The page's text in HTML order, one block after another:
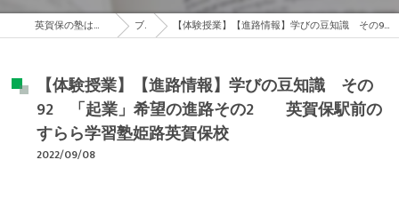
英賀保の塾はすらら学習塾 姫路英賀保校 ブログ 【体験授業】【進路情報】学びの豆知識 その92 「起業」希望の進路その2 英賀保駅前のすらら学習塾姫路英賀保校
【体験授業】【進路情報】学びの豆知識 その
92 「起業」希望の進路その2 英賀保駅前の
すらら学習塾姫路英賀保校
2022/09/08